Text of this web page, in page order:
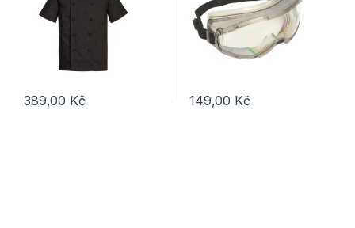
389,00 Kč 149,00 Kč